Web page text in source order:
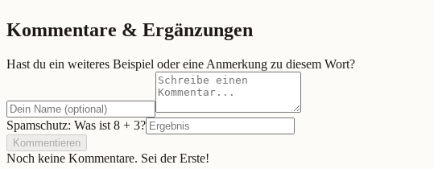
Kommentare & Ergänzungen
Hast du ein weiteres Beispiel oder eine Anmerkung zu diesem Wort?
Spamschutz: Was ist 8 + 3?
Kommentieren
Noch keine Kommentare. Sei der Erste!